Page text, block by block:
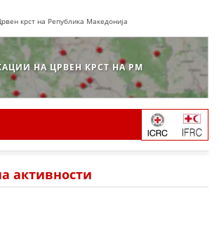
крст на Република Македонија
НА ЦРВЕН КРСТ НА РМ
активности